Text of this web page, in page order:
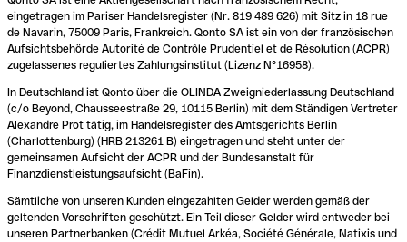
eingetragen im Pariser Handelsregister (Nr. 819 489 626) mit Sitz in 18 rue
de Navarin, 75009 Paris, Frankreich. Qonto SA ist ein von der französischen
Aufsichtsbehörde Autorité de Contrôle Prudentiel et de Résolution (ACPR)
zugelassenes reguliertes Zahlungsinstitut (Lizenz N°16958).
In Deutschland ist Qonto über die OLINDA Zweigniederlassung Deutschland
(c/o Beyond, Chausseestraße 29, 10115 Berlin) mit dem Ständigen Vertreter
Alexandre Prot tätig, im Handelsregister des Amtsgerichts Berlin
(Charlottenburg) (HRB 213261 B) eingetragen und steht unter der
gemeinsamen Aufsicht der ACPR und der Bundesanstalt für
Finanzdienstleistungsaufsicht (BaFin).
Sämtliche von unseren Kunden eingezahlten Gelder werden gemäß der
geltenden Vorschriften geschützt. Ein Teil dieser Gelder wird entweder bei
unseren Partnerbanken (Crédit Mutuel Arkéa, Société Générale, Natixis und